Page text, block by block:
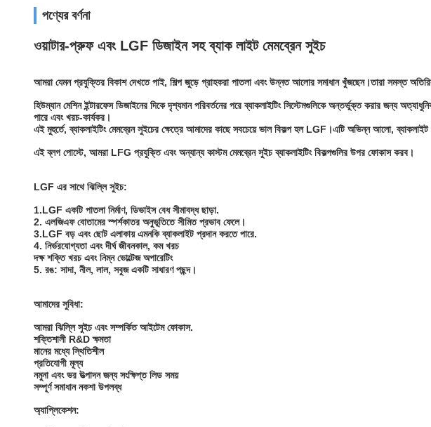
পণ্যের বর্ণনা
ওয়াটার-প্রুফ এবং LGF ডিজাইন সহ ব্যাক লাইট মেমব্রেন সুইচ
আমরা যেমন প্রযুক্তির বিকাশ দেখতে পাই, শিল্প জুড়ে গ্রাহকরা পাতলা এবং উন্নত আলোর সমাধান খুঁজছেন।তারা সমস্ত
হিউম্যান মেশিন ইন্টারফেস ডিজাইনের দিকে দৃশ্যমান পরিবর্তনের পরে ব্যাকলাইটিং সিস্টেমগুলিকে অন্তর্ভুক্ত করার জন্য
পারে এবং খরচ-কার্যকর।
এই মুহুর্তে, ব্যাকলাইটিং মেমব্রেন সুইচের ক্ষেত্রে আমাদের কাছে সবচেয়ে ভাল বিকল্প হল LGF।এটি অভিন্ন আলো,
এই ব্লগ পোস্টে, আমরা LFG প্রযুক্তি এবং অন্যান্য কাস্টম মেমব্রেন সুইচ ব্যাকলাইটিং বিকল্পগুলির উপর ফোকাস করব।
LGF এর সাথে ঝিল্লি সুইচ:
1.LGF একটি পাতলা নির্মাণ, ডিভাইস বেধ সীমাবদ্ধ ছাড়া.
2. এলজিএফ বোতামের স্পর্শকাতর অনুভূতিতে সীমিত প্রভাব ফেলে।
3.LGF বড় এবং ছোট এলাকায় এমনকি ব্যাকলাইট প্রদান করতে পারে.
4. নির্ভরযোগ্যতা এবং দীর্ঘ জীবনকাল, কম খরচ
দক্ষ শক্তি খরচ এবং নিম্ন ভোল্টেজ অপারেটিং
5. রঙ: সাদা, নীল, লাল, সবুজ একটি সাধারণ পছন্দ।
আমাদের সুবিধা:
আমরা ঝিল্লি সুইচ এবং সম্পর্কিত আইটেম ফোকাস.
শক্তিশালী R&D ক্ষমতা
মানের মধ্যে স্থিতিশীল
প্রতিযোগী মূল্য
নমুনা এবং ভর উত্পাদন জন্য সংক্ষিপ্ত লিড সময়
সম্পূর্ণ সমাধান নকশা উপলব্ধ
অ্যাপ্লিকেশন: